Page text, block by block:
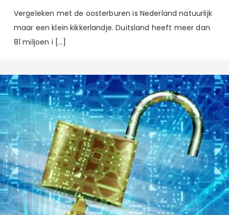
Vergeleken met de oosterburen is Nederland natuurlijk
maar een klein kikkerlandje. Duitsland heeft meer dan
81 miljoen i […]